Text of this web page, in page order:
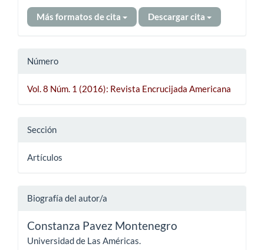
Más formatos de cita Descargar cita
Número
Vol. 8 Núm. 1 (2016): Revista Encrucijada Americana
Sección
Artículos
Biografía del autor/a
Constanza Pavez Montenegro
Universidad de Las Américas.